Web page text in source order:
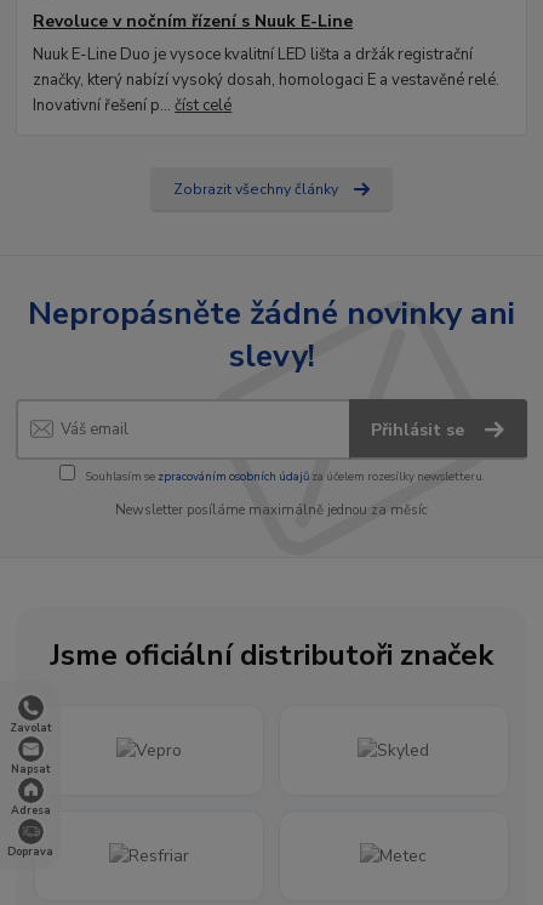
Zavolat
Napsat
Adresa
Doprava
Revoluce v nočním řízení s Nuuk E-Line
Nuuk E-Line Duo je vysoce kvalitní LED lišta a držák registrační
značky, který nabízí vysoký dosah, homologaci E a vestavěné relé.
Inovativní řešení p...číst celé
Zobrazit všechny články
Nepropásněte žádné novinky ani
slevy!
Přihlásit se
Souhlasím se zpracováním osobních údajůza účelem rozesílky newsletteru.
Newsletter posíláme maximálně jednou za měsíc
Jsme oficiální distributoři značek